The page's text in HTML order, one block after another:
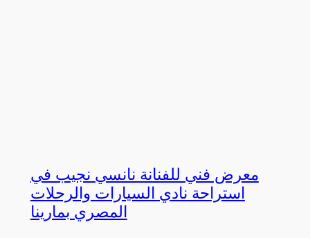
معرض فني للفنانة نانسي نجيب في
استراحة نادي السيارات والرحلات
المصري بمارينا